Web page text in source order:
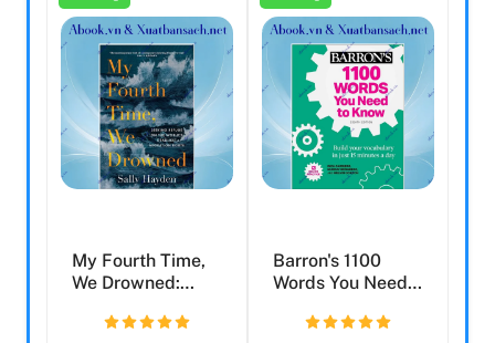
My Fourth Time,
We Drowned:
On The ...
Barron's 1100
Words You Need
Your V...